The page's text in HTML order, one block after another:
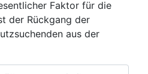
Faktor für die
der Rückgang der
aus der